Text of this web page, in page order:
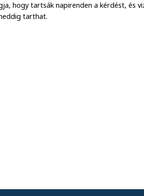
hogy tartsák napirenden a kérdést, és
tarthat.